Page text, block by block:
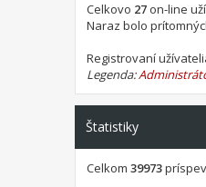
Celkovo 27 on-line
Naraz bolo
Registrovaní
Legenda:
Štatistiky
Celkom 39973